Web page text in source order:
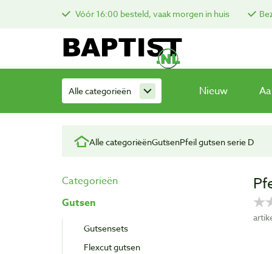
Vóór 16:00 besteld, vaak morgen in huis
Alle categorieën Nieuw
Alle categorieënGutsenPfeil gutsen serie D
Categorieën
Gutsen
Gutsensets
Flexcut gutsen